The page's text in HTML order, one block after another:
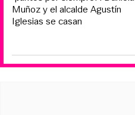
Muñoz y el alcalde Agustín
Iglesias se casan